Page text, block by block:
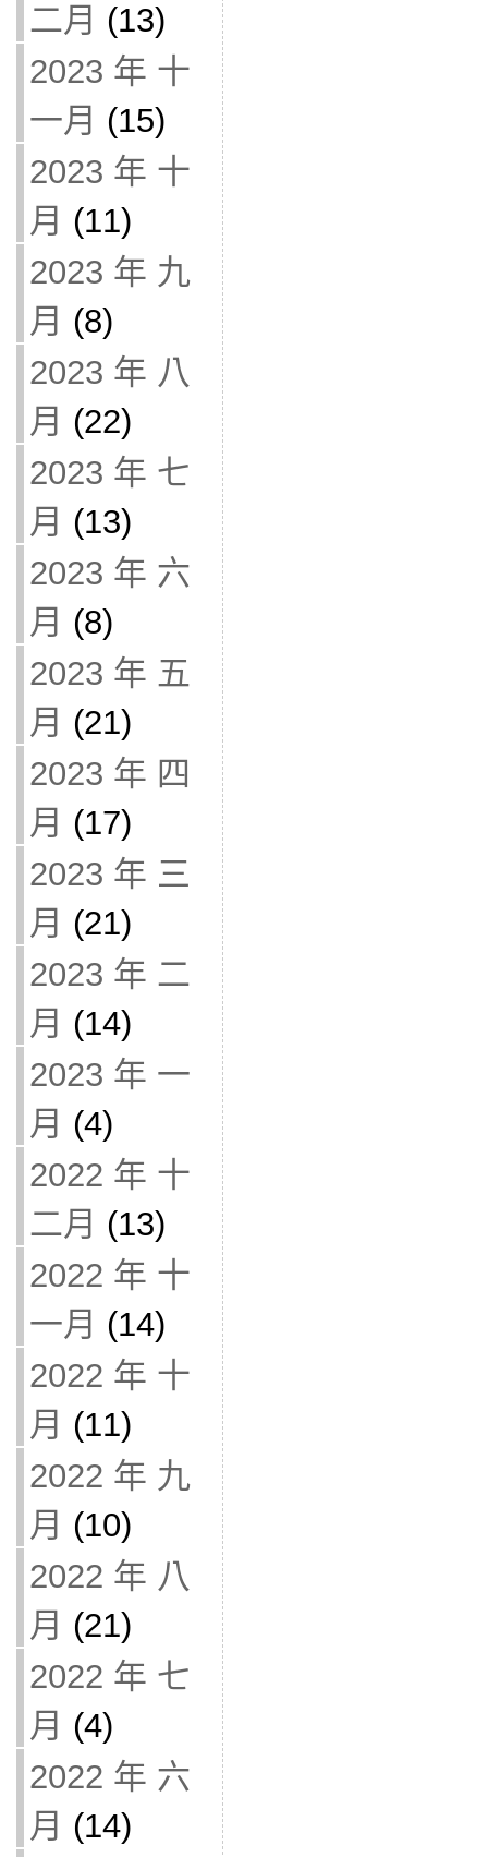
二月 (13)
2023 年 十
一月 (15)
2023 年 十
月 (11)
2023 年 九
月 (8)
2023 年 八
月 (22)
2023 年 七
月 (13)
2023 年 六
月 (8)
2023 年 五
月 (21)
2023 年 四
月 (17)
2023 年 三
月 (21)
2023 年 二
月 (14)
2023 年 一
月 (4)
2022 年 十
二月 (13)
2022 年 十
一月 (14)
2022 年 十
月 (11)
2022 年 九
月 (10)
2022 年 八
月 (21)
2022 年 七
月 (4)
2022 年 六
月 (14)